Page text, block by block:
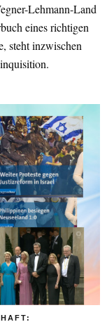
Lehmann-Land
eines richtigen
steht inzwischen